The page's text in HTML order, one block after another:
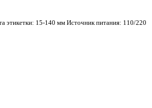
этикетки: 15-140 мм Источник питания: 110/220